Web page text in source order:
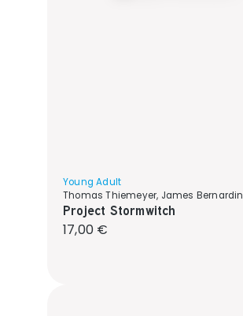
Young Adult
Thomas Thiemeyer, James Bernardin
Project Stormwitch
Regulärer Preis:
17,00 €